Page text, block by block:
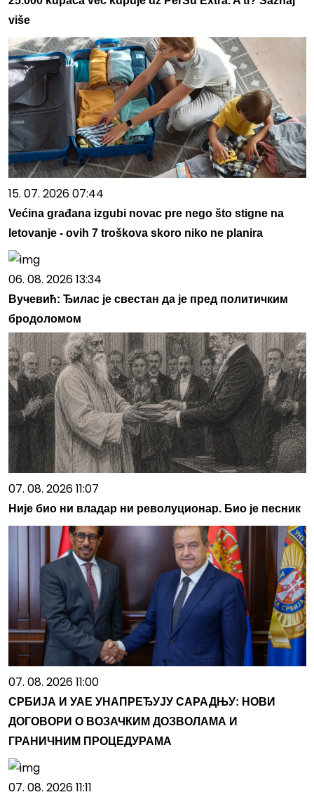
više
15. 07. 2026 07:44
Većina građana izgubi novac pre nego što stigne na
letovanje - ovih 7 troškova skoro niko ne planira
06. 08. 2026 13:34
Вучевић: Ђилас је свестан да је пред политичким
бродоломом
07. 08. 2026 11:07
Није био ни владар ни револуционар. Био је песник
07. 08. 2026 11:00
СРБИЈА И УАЕ УНАПРЕЂУЈУ САРАДЊУ: НОВИ
ДОГОВОРИ О ВОЗАЧКИМ ДОЗВОЛАМА И
ГРАНИЧНИМ ПРОЦЕДУРАМА
07. 08. 2026 11:11